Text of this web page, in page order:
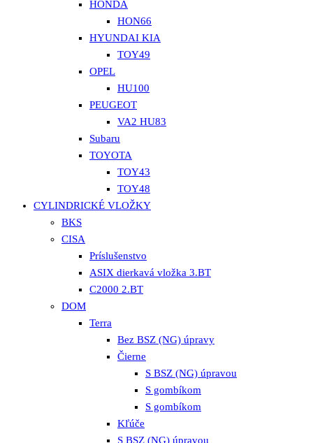
HONDA
HON66
HYUNDAI KIA
TOY49
OPEL
HU100
PEUGEOT
VA2 HU83
Subaru
TOYOTA
TOY43
TOY48
CYLINDRICKÉ VLOŽKY
BKS
CISA
Príslušenstvo
ASIX dierkavá vložka 3.BT
C2000 2.BT
DOM
Terra
Bez BSZ (NG) úpravy
Čierne
S BSZ (NG) úpravou
S gombíkom
S gombíkom
Kľúče
S BSZ (NG) úpravou